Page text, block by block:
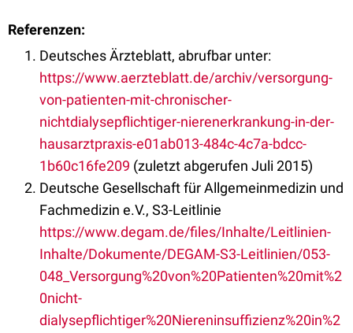
Referenzen:
Deutsches Ärzteblatt, abrufbar unter:
https://www.aerzteblatt.de/archiv/versorgung-
von-patienten-mit-chronischer-
nichtdialysepflichtiger-nierenerkrankung-in-der-
hausarztpraxis-e01ab013-484c-4c7a-bdcc-
1b60c16fe209 (zuletzt abgerufen Juli 2015)
Deutsche Gesellschaft für Allgemeinmedizin und
Fachmedizin e.V., S3-Leitlinie
https://www.degam.de/files/Inhalte/Leitlinien-
Inhalte/Dokumente/DEGAM-S3-Leitlinien/053-
048_Versorgung%20von%20Patienten%20mit%2
0nicht-
dialysepflichtiger%20Niereninsuffizienz%20in%2